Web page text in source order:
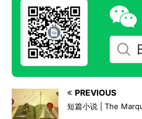
PREVIOUS
短篇小说 | The